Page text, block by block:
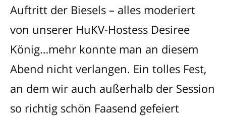
Auftritt der Biesels – alles moderiert
von unserer HuKV-Hostess Desiree
König…mehr konnte man an diesem
Abend nicht verlangen. Ein tolles Fest,
an dem wir auch außerhalb der Session
so richtig schön Faasend gefeiert